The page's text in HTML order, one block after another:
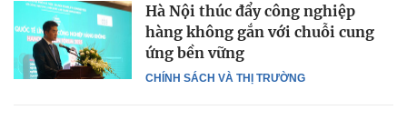
CHÍNH SÁCH VÀ THỊ TRƯỜNG
Hà Nội thúc đẩy công nghiệp
hàng không gắn với chuỗi cung
ứng bền vững